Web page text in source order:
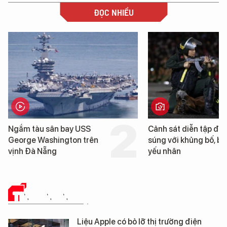
ĐỌC NHIỀU
Cảnh sát diễn tập đấu
súng với khủng bố, bảo vệ
yếu nhân
Cận cảnh chiến hạm
tống tàu sân bay USS
George Washington
TIN CÔNG NGHỆ
Liệu Apple có bỏ lỡ thị trường điện